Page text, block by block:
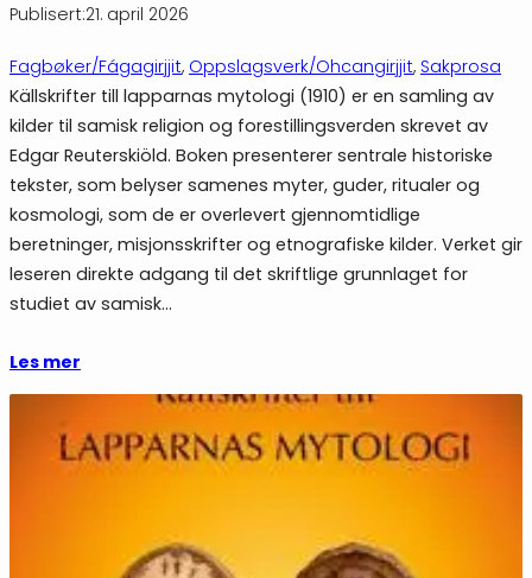
Publisert:21. april 2026
Fagbøker/Fágagirjjit, Oppslagsverk/Ohcangirjjit, Sakprosa
Källskrifter till lapparnas mytologi (1910) er en samling av
kilder til samisk religion og forestillingsverden skrevet av
Edgar Reuterskiöld. Boken presenterer sentrale historiske
tekster, som belyser samenes myter, guder, ritualer og
kosmologi, som de er overlevert gjennomtidlige
beretninger, misjonsskrifter og etnografiske kilder. Verket gir
leseren direkte adgang til det skriftlige grunnlaget for
studiet av samisk…
Les mer